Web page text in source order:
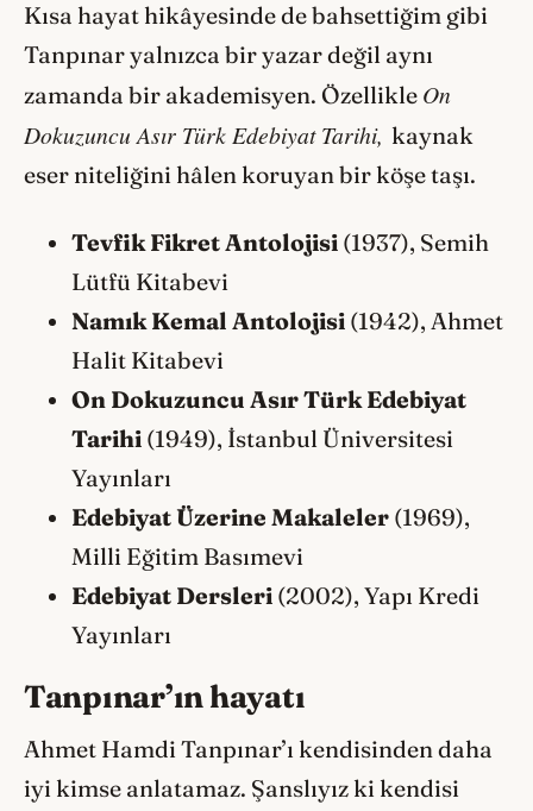
Kısa hayat hikâyesinde de bahsettiğim gibi
Tanpınar yalnızca bir yazar değil aynı
zamanda bir akademisyen. Özellikle On
Dokuzuncu Asır Türk Edebiyat Tarihi, kaynak
eser niteliğini hâlen koruyan bir köşe taşı.
Tevfik Fikret Antolojisi (1937), Semih
Lütfü Kitabevi
Namık Kemal Antolojisi (1942), Ahmet
Halit Kitabevi
On Dokuzuncu Asır Türk Edebiyat
Tarihi (1949), İstanbul Üniversitesi
Yayınları
Edebiyat Üzerine Makaleler (1969),
Milli Eğitim Basımevi
Edebiyat Dersleri (2002), Yapı Kredi
Yayınları
Tanpınar’ın hayatı
Ahmet Hamdi Tanpınar’ı kendisinden daha
iyi kimse anlatamaz. Şanslıyız ki kendisi